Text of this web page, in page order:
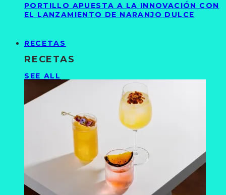
PORTILLO APUESTA A LA INNOVACIÓN CON
EL LANZAMIENTO DE NARANJO DULCE
RECETAS
RECETAS
SEE ALL